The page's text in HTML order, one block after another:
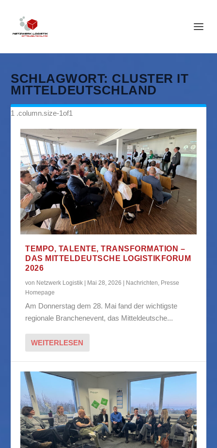
SCHLAGWORT: CLUSTER IT
MITTELDEUTSCHLAND
TEMPO, TALENTE, TRANSFORMATION –
DAS MITTELDEUTSCHE LOGISTIKFORUM
2026
von Netzwerk Logistik | Mai 28, 2026 | Nachrichten Presse
Homepage
Am Donnerstag dem 28. Mai fand der wichtigste
regionale Branchenevent, das Mitteldeutsche...
WEITERLESEN